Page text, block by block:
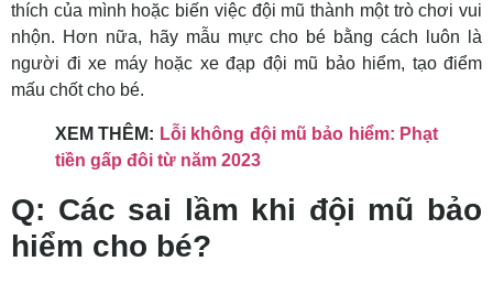
thích của mình hoặc biến việc đội mũ thành một trò chơi vui
nhộn. Hơn nữa, hãy mẫu mực cho bé bằng cách luôn là
người đi xe máy hoặc xe đạp đội mũ bảo hiểm, tạo điểm
mấu chốt cho bé.
XEM THÊM: Lỗi không đội mũ bảo hiểm: Phạt
tiền gấp đôi từ năm 2023
Q: Các sai lầm khi đội mũ bảo
hiểm cho bé?